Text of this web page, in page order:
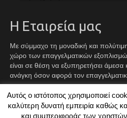
Η Εταιρεία μας
Με σύμμαχο τη μοναδική και
χώρο των επαγγελματικών
είναι σε θέση να εξυπηρετήσει
ανάγκη όσον αφορά τον
Facebook
Instagram
TikTok
Αυτός ο ιστότοπος χρησιμοποιεί
καλύτερη δυνατή εμπειρία καθώς
και συμπεριφοράς των χρηστών